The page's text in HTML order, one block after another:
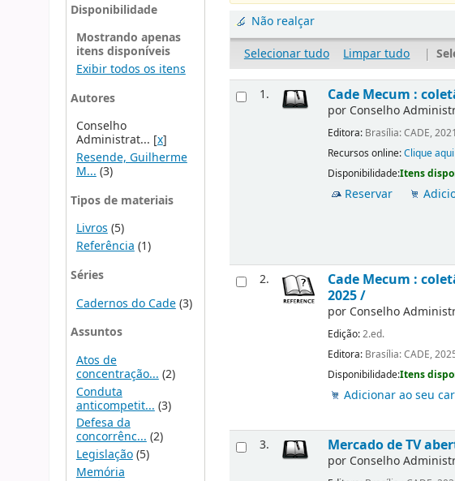
Disponibilidade
Mostrando apenas
itens disponíveis
Exibir todos os itens
Autores
Conselho
Administrat... [x]
Resende, Guilherme
M... (3)
Tipos de materiais
Livros(5)
Referência (1)
Séries
Cadernos do Cade(3)
Assuntos
Atos de
concentração... (2)
Conduta
anticompetit... (3)
Defesa da
concorrênc...(2)
Legislação(5)
Memória
Não realçar
Selecionar tudo
Limpar tudo |
1. Cade Mecum :
por Conselho
Editora: Brasília: CADE, 2021
Recursos online:Clique
Disponibilidade:Itens
Reservar
2.
Cade Mecum :
2025 /
por Conselho
Edição:2.ed.
Editora: Brasília: CADE,
Disponibilidade:Itens
Adicionar ao seu
3. Mercado de TV
por Conselho